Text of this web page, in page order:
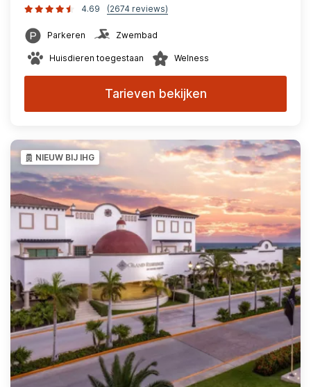
4.69
(2674 reviews)
Parkeren Zwembad
Huisdieren toegestaan Welness
Tarieven bekijken
NIEUW BIJ IHG